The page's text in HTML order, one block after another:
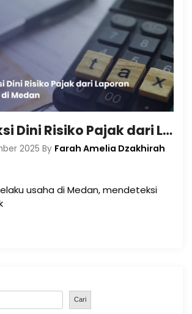
Mendeteksi Dini Risiko Pajak dari Laporan Keuangan di Medan
2025 By Farah Amelia Dzakhirah
usaha di Medan, mendeteksi
Cari